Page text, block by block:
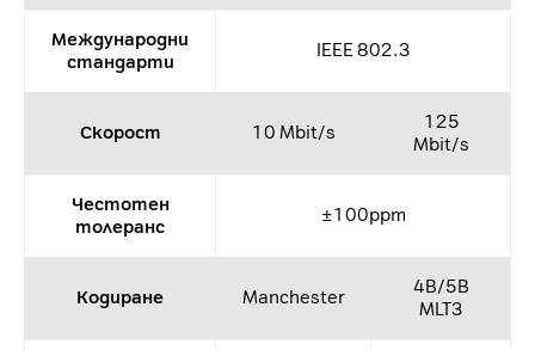
Международни
стандарти
IEEE 802.3
Скорост 10 Mbit/s
125
Mbit/s
Честотен
толеранс
±100ppm
Кодиране Manchester
4B/5B
MLT3